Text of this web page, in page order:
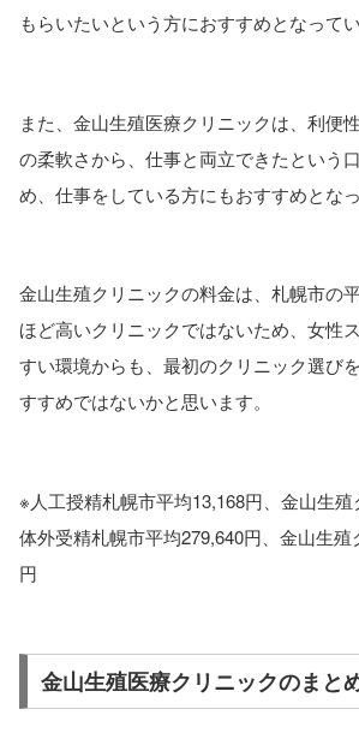
もらいたいという方におすすめとなってい
また、金山生殖医療クリニックは、利便
の柔軟さから、仕事と両立できたという
め、 仕事をしている方に もおすすめとな
金山生殖クリニックの料金は、札幌市の
ほど高いクリニックではないため、女性
すい環境からも、 最初のクリニック選び
すすめではないかと思います。
※人工授精札幌市平均13,168円、金山生
体外受精札幌市平均279,640円、金山生殖
円
金山生殖医療クリニックのまと